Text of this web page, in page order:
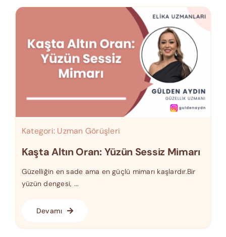
Kategori: Uzman Görüşleri
Kaşta Altın Oran: Yüzün Sessiz Mimarı
Güzelliğin en sade ama en güçlü mimarı kaşlardır.Bir
yüzün dengesi, ...
Devamı